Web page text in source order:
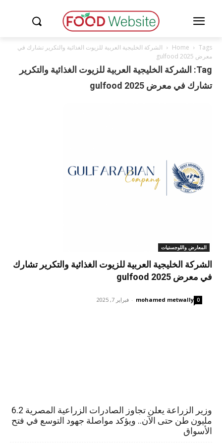
Home Tags
الشركة الخليجية العربية للزيوت الغذائية والتكرير تشارك في
معرض gulfood 2025
Tag: الشركة الخليجية العربية للزيوت الغذائية والتكرير
تشارك في معرض gulfood 2025
المعارض واللوجستيات
الشركة الخليجية العربية للزيوت الغذائية والتكرير تشارك
في معرض gulfood 2025
mohamed metwally
- فبراير 7, 2025 0
وزير الزراعة يعلن تجاوز الصادرات الزراعية المصرية 6.2
مليون طن حتى الآن.. ويؤكد مواصلة جهود التوسع في فتح
الأسواق